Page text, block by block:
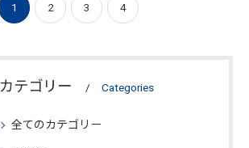
1 2 3 4
カテゴリー Categories
全てのカテゴリー